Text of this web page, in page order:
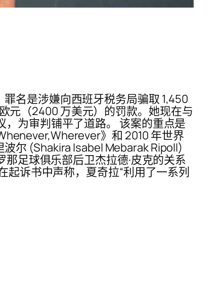
名是涉嫌向西班牙税务局骗取 1,450
元（2400 万美元）的罚款。她现在与
为审判铺平了道路。 该案的重点是
》和 2010 年世界
尔 (Shakira Isabel Mebarak Ripoll)
足球俱乐部后卫杰拉德·皮克的关系
起诉书中声称，夏奇拉“利用了一系列